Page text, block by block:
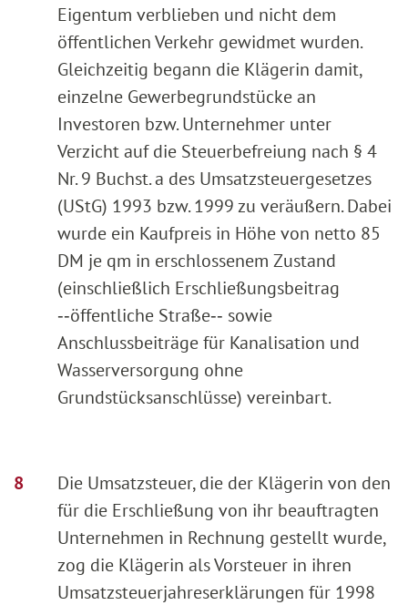
Eigentum verblieben und nicht dem
öffentlichen Verkehr gewidmet wurden.
Gleichzeitig begann die Klägerin damit,
einzelne Gewerbegrundstücke an
Investoren bzw. Unternehmer unter
Verzicht auf die Steuerbefreiung nach § 4
Nr. 9 Buchst. a des Umsatzsteuergesetzes
(UStG) 1993 bzw. 1999 zu veräußern. Dabei
wurde ein Kaufpreis in Höhe von netto 85
DM je qm in erschlossenem Zustand
(einschließlich Erschließungsbeitrag
‑‑öffentliche Straße‑‑ sowie
Anschlussbeiträge für Kanalisation und
Wasserversorgung ohne
Grundstücksanschlüsse) vereinbart.
Die Umsatzsteuer, die der Klägerin von den
für die Erschließung von ihr beauftragten
Unternehmen in Rechnung gestellt wurde,
zog die Klägerin als Vorsteuer in ihren
Umsatzsteuerjahreserklärungen für 1998